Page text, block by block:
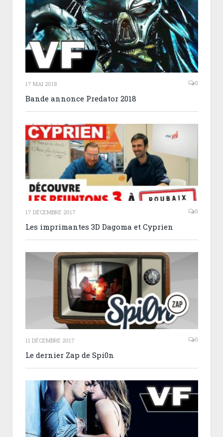
17 MAI 2018 0
Bande annonce Predator 2018
17 DÉCEMBRE 2017 0
Les imprimantes 3D Dagoma et Cyprien
11 DÉCEMBRE 2017 0
Le dernier Zap de Spi0n